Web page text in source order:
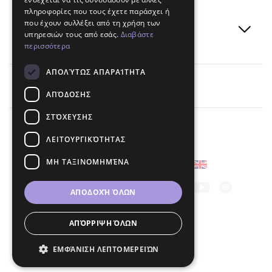
ΕΝΗΜΕΡΩΣΕΙΣ &
ΕΙΔΗΣΕΙΣ
Επικοινωνία
Επιλέξτε γλώσσα
© 2026 SYMMETRIA - MSAW.P.C.
Terms of Use
πληροφορίες που τους έχετε παράσχει ή
που έχουν συλλέξει από τη χρήση των
υπηρεσιών τους από εσάς. Διαβάστε
περισσότερα
ΑΠΟΛΎΤΩΣ ΑΠΑΡΑΊΤΗΤΑ
ΑΠΌΔΟΣΗΣ
ΣΤΌΧΕΥΣΗΣ
ΛΕΙΤΟΥΡΓΙΚΌΤΗΤΑΣ
ΜΗ ΤΑΞΙΝΟΜΗΜΈΝΑ
ΑΠΟΔΟΧΉ ΌΛΩΝ
ΑΠΌΡΡΙΨΗ ΌΛΩΝ
ΕΜΦΆΝΙΣΗ ΛΕΠΤΟΜΕΡΕΙΏΝ